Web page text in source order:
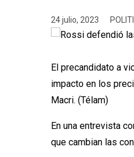
24 julio, 2023
El precandidato a
impacto en los
Macri. (Télam)
En una entrevista
que cambian las